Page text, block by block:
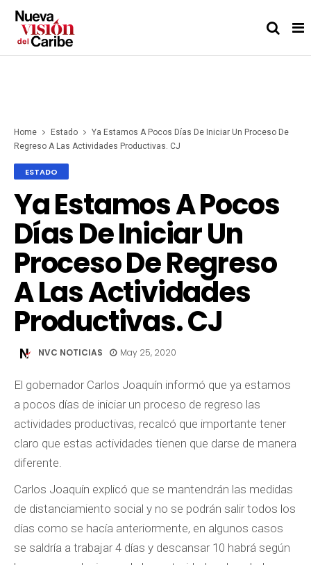
Home Estado
Ya Estamos A Pocos Días De Iniciar Un Proceso De
Regreso A Las Actividades Productivas. CJ
ESTADO
Ya Estamos A Pocos
Días De Iniciar Un
Proceso De Regreso
A Las Actividades
Productivas. CJ
NVC NOTICIAS May 25, 2020
El gobernador Carlos Joaquín informó que ya estamos
a pocos días de iniciar un proceso de regreso las
actividades productivas, recalcó que importante tener
claro que estas actividades tienen que darse de manera
diferente.
Carlos Joaquín explicó que se mantendrán las medidas
de distanciamiento social y no se podrán salir todos los
días como se hacía anteriormente, en algunos casos
se saldría a trabajar 4 días y descansar 10 habrá según